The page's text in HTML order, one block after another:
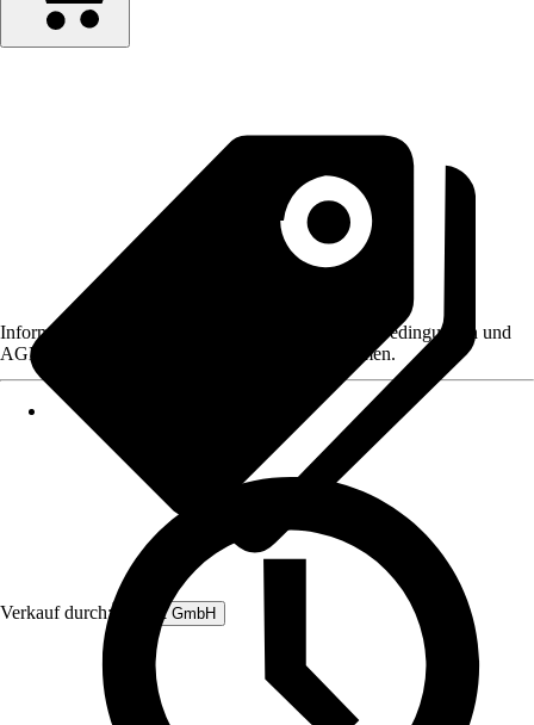
Verkauf durch: Rubart GmbH
Informationen des Verkäufers, wie z. B. Rückgabebedingungen und
AGB, finden Sie bei Klick auf den Verkäufernamen.